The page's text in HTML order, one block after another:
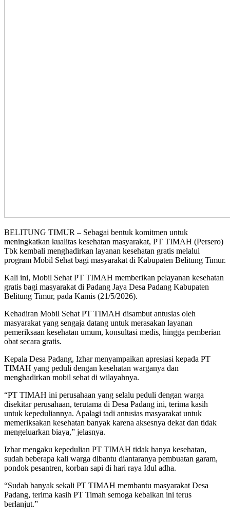
BELITUNG TIMUR – Sebagai bentuk komitmen untuk
meningkatkan kualitas kesehatan masyarakat, PT TIMAH (Persero)
Tbk kembali menghadirkan layanan kesehatan gratis melalui
program Mobil Sehat bagi masyarakat di Kabupaten Belitung Timur.
Kali ini, Mobil Sehat PT TIMAH memberikan pelayanan kesehatan
gratis bagi masyarakat di Padang Jaya Desa Padang Kabupaten
Belitung Timur, pada Kamis (21/5/2026).
Kehadiran Mobil Sehat PT TIMAH disambut antusias oleh
masyarakat yang sengaja datang untuk merasakan layanan
pemeriksaan kesehatan umum, konsultasi medis, hingga pemberian
obat secara gratis.
Kepala Desa Padang, Izhar menyampaikan apresiasi kepada PT
TIMAH yang peduli dengan kesehatan warganya dan
menghadirkan mobil sehat di wilayahnya.
“PT TIMAH ini perusahaan yang selalu peduli dengan warga
disekitar perusahaan, terutama di Desa Padang ini, terima kasih
untuk kepeduliannya. Apalagi tadi antusias masyarakat untuk
memeriksakan kesehatan banyak karena aksesnya dekat dan tidak
mengeluarkan biaya,” jelasnya.
Izhar mengaku kepedulian PT TIMAH tidak hanya kesehatan,
sudah beberapa kali warga dibantu diantaranya pembuatan garam,
pondok pesantren, korban sapi di hari raya Idul adha.
“Sudah banyak sekali PT TIMAH membantu masyarakat Desa
Padang, terima kasih PT Timah semoga kebaikan ini terus
berlanjut.”